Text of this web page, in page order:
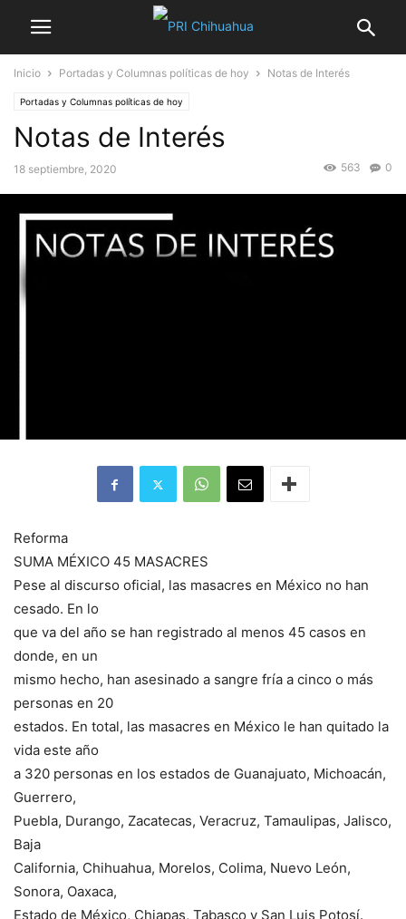
Inicio Portadas y Columnas políticas de hoy Notas de Interés
Portadas y Columnas políticas de hoy
Notas de Interés
18 septiembre, 2020 0
563
Reforma
SUMA MÉXICO 45 MASACRES
Pese al discurso oficial, las masacres en México no han
cesado. En lo
que va del año se han registrado al menos 45 casos en
donde, en un
mismo hecho, han asesinado a sangre fría a cinco o más
personas en 20
estados. En total, las masacres en México le han quitado la
vida este año
a 320 personas en los estados de Guanajuato, Michoacán,
Guerrero,
Puebla, Durango, Zacatecas, Veracruz, Tamaulipas, Jalisco,
Baja
California, Chihuahua, Morelos, Colima, Nuevo León,
Sonora, Oaxaca,
Estado de México, Chiapas, Tabasco y San Luis Potosí.